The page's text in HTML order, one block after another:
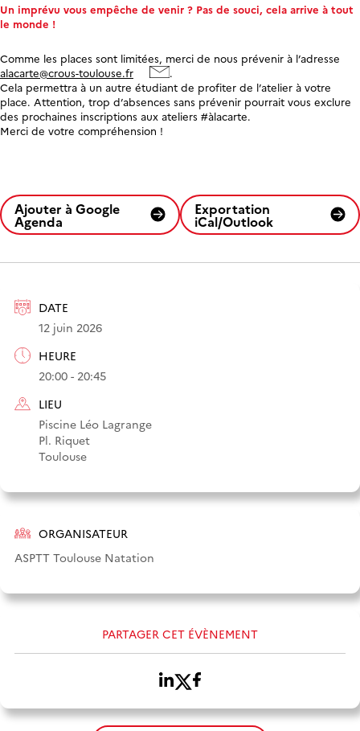
DATE
12 juin 2026
HEURE
20:00 - 20:45
LIEU
Piscine Léo Lagrange
Pl. Riquet
Toulouse
ORGANISATEUR
ASPTT Toulouse Natation
PARTAGER CET ÉVÈNEMENT
Un imprévu vous empêche de venir ? Pas de souci, cela arrive à tout
le monde !
Comme les places sont limitées, merci de nous prévenir à l’adresse
alacarte@crous-toulouse.fr
.
Cela permettra à un autre étudiant de profiter de l’atelier à votre
place. Attention, trop d’absences sans prévenir pourrait vous exclure
des prochaines inscriptions aux ateliers #àlacarte.
Merci de votre compréhension !
Ajouter à Google
Agenda
Exportation
iCal/Outlook